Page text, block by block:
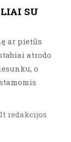
SU
ar pietūs
atrodo
o
redakcijos